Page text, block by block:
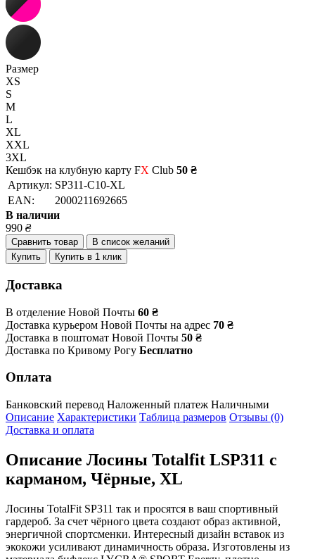
Размер
XS
S
M
L
XL
XXL
3XL
Кешбэк на клубную карту FX Club 50 ₴
Артикул: SP311-C10-XL
EAN:
2000211692665
В наличии
990 ₴
Сравнить товар
В список желаний
Купить
Купить в 1 клик
Доставка
В отделение Новой Почты 60 ₴
Доставка курьером Новой Почты на адрес 70 ₴
Доставка в поштомат Новой Почты 50 ₴
Доставка по Кривому Рогу Бесплатно
Оплата
Банковский перевод Наложенный платеж Наличными
Описание Характеристики Таблица размеров Отзывы (0)
Доставка и оплата
Описание Лосины Totalfit LSP311 с
карманом, Чёрные, XL
Лосины TotalFit SP311 так и просятся в ваш спортивный
гардероб. За счет чёрного цвета создают образ активной,
энергичной спортсменки. Интересный дизайн вставок из
экокожи усиливают динамичность образа. Изготовлены из